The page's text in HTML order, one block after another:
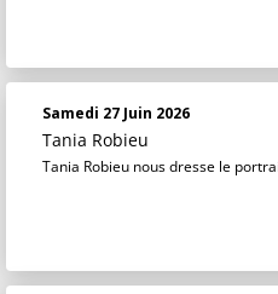
Samedi 27 Juin 2026
Tania Robieu
Tania Robieu nous dresse le